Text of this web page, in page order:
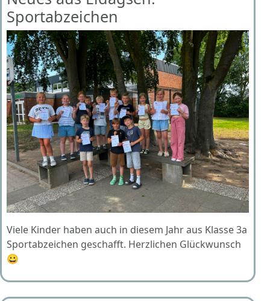
Sportabzeichen
Viele Kinder haben auch in diesem Jahr aus Klasse 3a
Sportabzeichen geschafft. Herzlichen Glückwunsch
😀